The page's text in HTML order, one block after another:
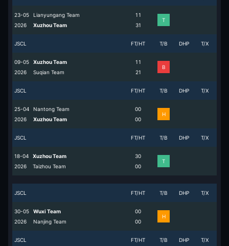
23-05
2026
Lianyungang Team
Xuzhou Team
1
3
1
1
T
JSCL FT/HT T/B DHP T/X
09-05
2026
Xuzhou Team
Suqian Team
1
2
1
1
B
JSCL FT/HT T/B DHP T/X
25-04
2026
Nantong Team
Xuzhou Team
0
0
0
0
H
JSCL FT/HT T/B DHP T/X
18-04
2026
Xuzhou Team
Taizhou Team
3
0
0
0
T
JSCL FT/HT T/B DHP T/X
30-05
2026
Wuxi Team
Nanjing Team
0
0
0
0
H
JSCL FT/HT T/B DHP T/X